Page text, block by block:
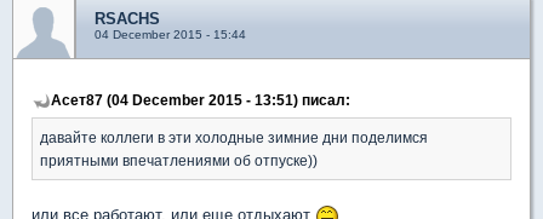
RSACHS
04 December 2015 - 15:44
Асет87 (04 December 2015 - 13:51) писал:
давайте коллеги в эти холодные зимние дни поделимся
приятными впечатлениями об отпуске))
или все работают, или еще отдыхают